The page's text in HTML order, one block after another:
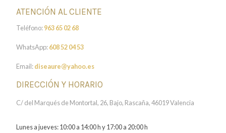
ATENCIÓN AL CLIENTE
Teléfono:963 65 02 68
WhatsApp:608 52 04 53
Email:diseaure@yahoo.es
DIRECCIÓN Y HORARIO
C/ del Marqués de Montortal, 26, Bajo, Rascaña, 46019 Valencia
Lunes a jueves: 10:00 a 14:00 h y 17:00 a 20:00 h